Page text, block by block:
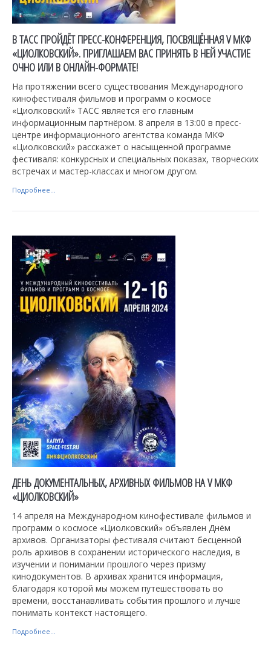
В ТАСС ПРОЙДЁТ ПРЕСС-КОНФЕРЕНЦИЯ, ПОСВЯЩЁННАЯ V МКФ
«ЦИОЛКОВСКИЙ». ПРИГЛАШАЕМ ВАС ПРИНЯТЬ В НЕЙ УЧАСТИЕ
ОЧНО ИЛИ В ОНЛАЙН-ФОРМАТЕ!
На протяжении всего существования Международного
кинофестиваля фильмов и программ о космосе
«Циолковский» ТАСС является его главным
информационным партнёром. 8 апреля в 13:00 в пресс-
центре информационного агентства команда МКФ
«Циолковский» расскажет о насыщенной программе
фестиваля: конкурсных и специальных показах, творческих
встречах и мастер-классах и многом другом.
Подробнее...
ДЕНЬ ДОКУМЕНТАЛЬНЫХ, АРХИВНЫХ ФИЛЬМОВ НА V МКФ
«ЦИОЛКОВСКИЙ»
14 апреля на Международном кинофестивале фильмов и
программ о космосе «Циолковский» объявлен Днём
архивов. Организаторы фестиваля считают бесценной
роль архивов в сохранении исторического наследия, в
изучении и понимании прошлого через призму
кинодокументов. В архивах хранится информация,
благодаря которой мы можем путешествовать во
времени, восстанавливать события прошлого и лучше
понимать контекст настоящего.
Подробнее...